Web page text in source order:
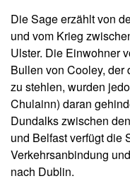
Die Sage erzählt von
und vom Krieg
Ulster. Die Einwohner
Bullen von Cooley, der
zu stehlen, wurden
Chulainn) daran
Dundalks zwischen
und Belfast verfügt die
Verkehrsanbindung
nach Dublin.